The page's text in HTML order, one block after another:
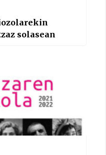
solasean